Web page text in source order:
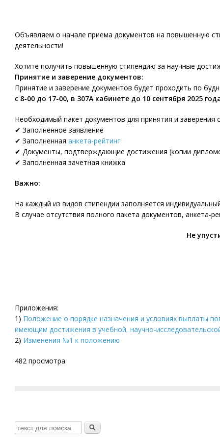
Объявляем о начале приема документов на повышенную
деятельности!
Хотите получить повышенную стипендию за научные
Принятие и заверение документов:
Принятие и заверение документов будет проходить по
с 8-00 до 17-00, в 307А кабинете до 10 сентября 2025
Необходимый пакет документов для принятия и
✔ Заполненное заявление
✔ Заполненная анкета-рейтинг
✔ Документы, подтверждающие достижения (копии
✔ Заполненная зачетная книжка
Важно:
На каждый из видов стипендии заполняется
В случае отсутствия полного пакета документов, анкета-
Не
Приложения:
1) Положение о порядке назначения и условиях выплаты
имеющим достижения в учебной, научно-
2) Изменения №1 к положению
482 просмотра